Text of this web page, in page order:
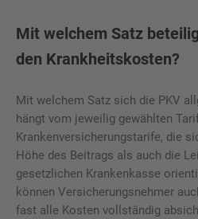
Mit welchem Satz
den Krankheitskosten?
Mit welchem Satz sich die PKV
hängt vom jeweilig gewählten
Krankenversicherungstarife, die
Höhe des Beitrags als auch die
gesetzlichen Krankenkasse
können Versicherungsnehmer
fast alle Kosten vollständig